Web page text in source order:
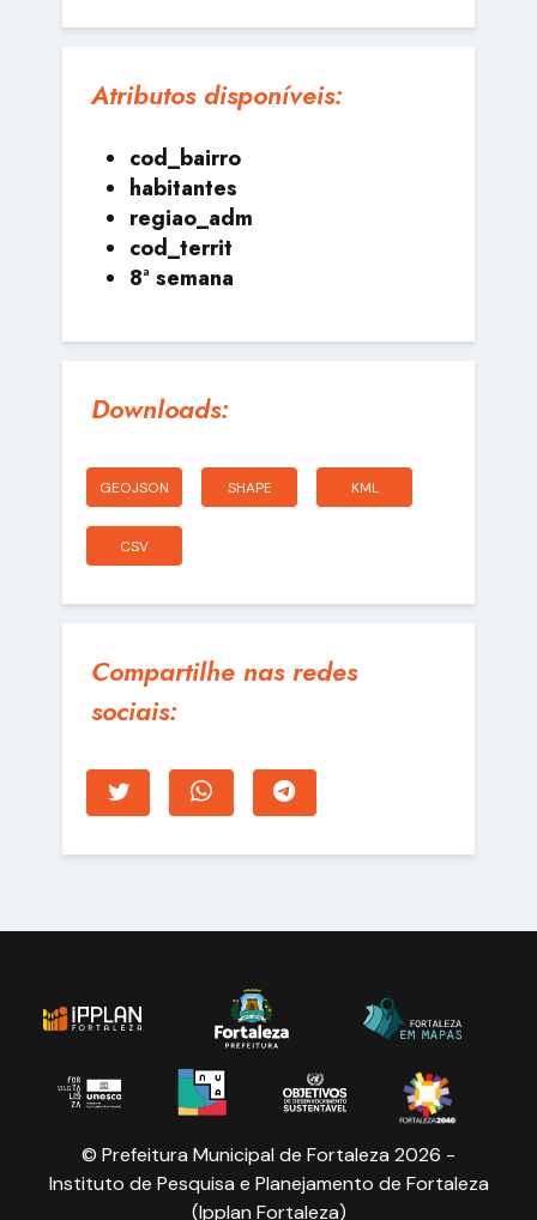
Atributos disponíveis:
cod_bairro
habitantes
regiao_adm
cod_territ
8ª semana
Downloads:
GEOJSON SHAPE KML
CSV
Compartilhe nas redes
sociais:
© Prefeitura Municipal de Fortaleza 2026 -
Instituto de Pesquisa e Planejamento de Fortaleza
(Ipplan Fortaleza)